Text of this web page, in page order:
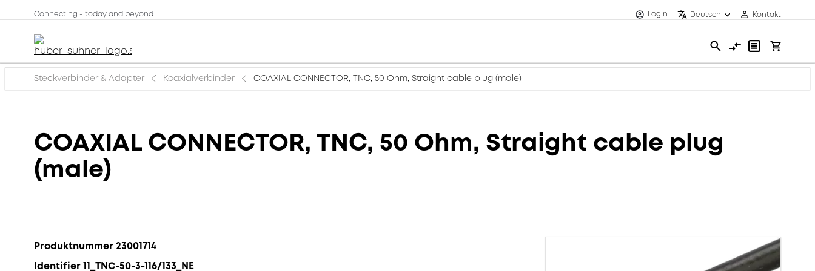
Connecting - today and beyond Login Deutsch Kontakt
Steckverbinder & Adapter Koaxialverbinder COAXIAL CONNECTOR, TNC, 50 Ohm, Straight cable plug (male)
COAXIAL CONNECTOR, TNC, 50 Ohm, Straight cable plug
(male)
Produktnummer 23001714
Identifier 11_TNC-50-3-116/133_NE